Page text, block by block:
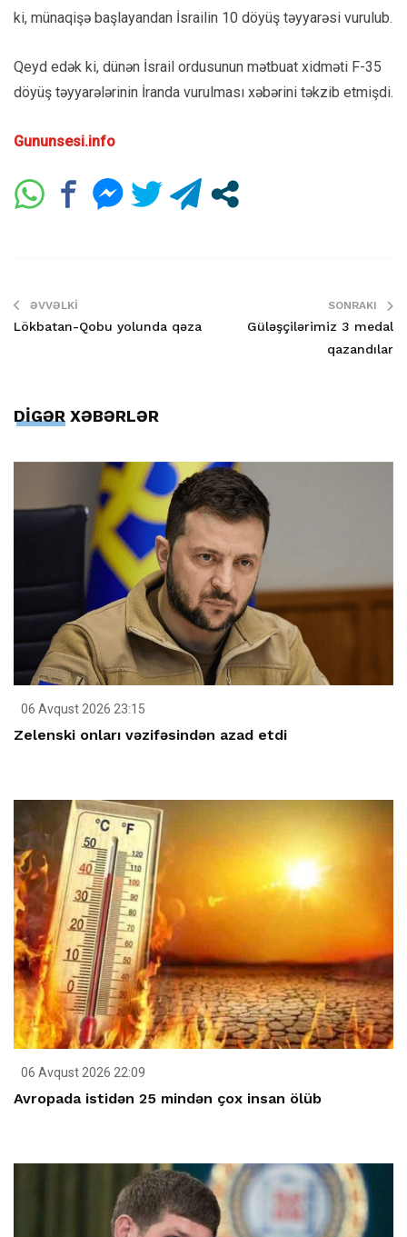
ki, münaqişə başlayandan İsrailin 10 döyüş təyyarəsi vurulub.
Qeyd edək ki, dünən İsrail ordusunun mətbuat xidməti F-35
döyüş təyyarələrinin İranda vurulması xəbərini təkzib etmişdi.
Gununsesi.info
ƏVVƏLKI
Lökbatan-Qobu yolunda qəza
SONRAKI
Güləşçilərimiz 3 medal
qazandılar
DİGƏR XƏBƏRLƏR
06 Avqust 2026 23:15
Zelenski onları vəzifəsindən azad etdi
06 Avqust 2026 22:09
Avropada istidən 25 mindən çox insan ölüb